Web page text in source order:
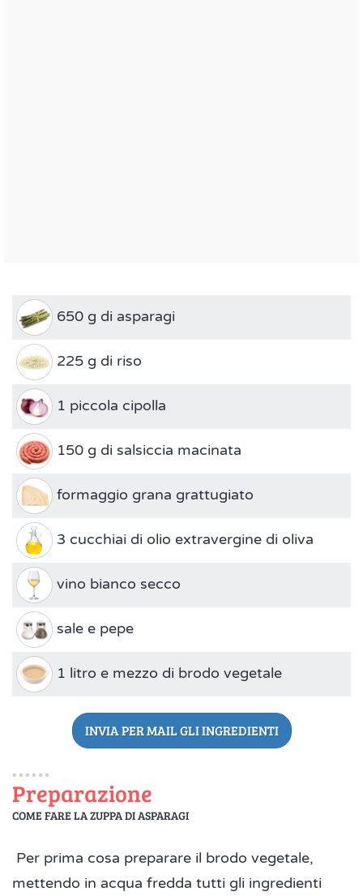
650 g di asparagi
225 g di riso
1 piccola cipolla
150 g di salsiccia macinata
formaggio grana grattugiato
3 cucchiai di olio extravergine di oliva
vino bianco secco
sale e pepe
1 litro e mezzo di brodo vegetale
INVIA PER MAIL GLI INGREDIENTI
Preparazione
COME FARE LA ZUPPA DI ASPARAGI
Per prima cosa preparare il brodo vegetale,
mettendo in acqua fredda tutti gli ingredienti